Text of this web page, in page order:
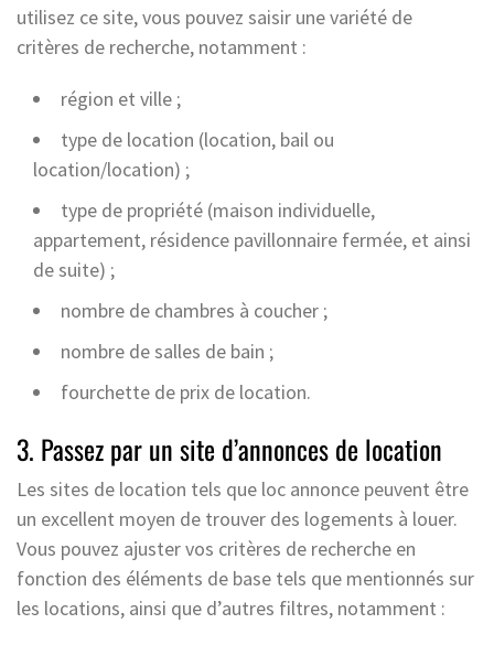
utilisez ce site, vous pouvez saisir une variété de
critères de recherche, notamment :
région et ville ;
type de location (location, bail ou
location/location) ;
type de propriété (maison individuelle,
appartement, résidence pavillonnaire fermée, et ainsi
de suite) ;
nombre de chambres à coucher ;
nombre de salles de bain ;
fourchette de prix de location.
3. Passez par un site d’annonces de location
Les sites de location tels que loc annonce peuvent être
un excellent moyen de trouver des logements à louer.
Vous pouvez ajuster vos critères de recherche en
fonction des éléments de base tels que mentionnés sur
les locations, ainsi que d’autres filtres, notamment :